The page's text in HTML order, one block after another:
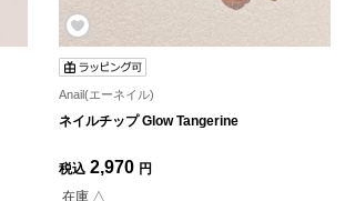
Anail(エーネイル)
ネイルチップ Glow Tangerine
税込 2,970 円
在庫 △